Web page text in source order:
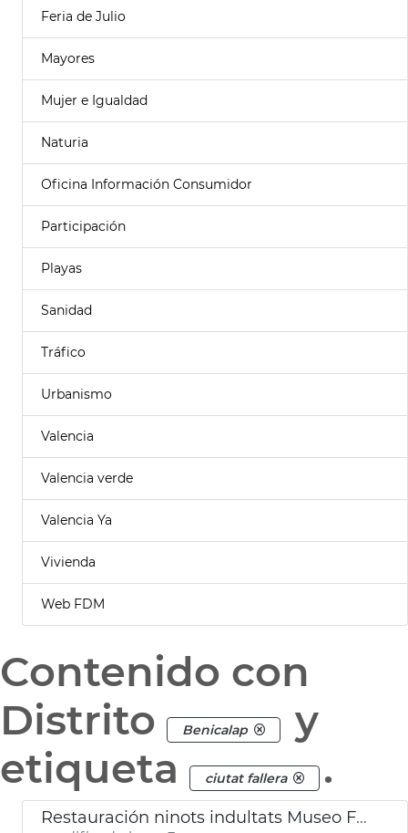
Feria de Julio
Mayores
Mujer e Igualdad
Naturia
Oficina Información Consumidor
Participación
Playas
Sanidad
Tráfico
Urbanismo
Valencia
Valencia verde
Valencia Ya
Vivienda
Web FDM
Contenido con
Distrito
Benicalap
y
etiqueta
ciutat fallera .
Restauración ninots indultats Museo Fallero València